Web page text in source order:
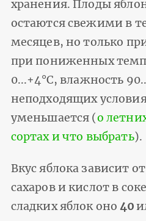
хранения. Плоды
остаются свежими в
месяцев, но только
при пониженных
0...+4°С, влажность
неподходящих
уменьшается (о
сортах и что выбрать).
Вкус яблока зависит
сахаров и кислот в
сладких яблок оно40